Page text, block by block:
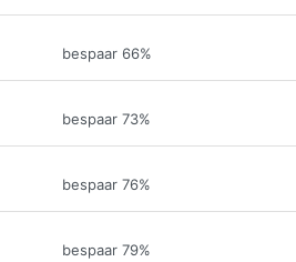
bespaar 66%
bespaar 73%
bespaar 76%
bespaar 79%